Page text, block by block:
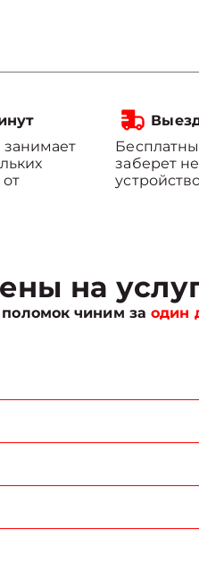
занимает
заберет
на
поломок чиним заодин